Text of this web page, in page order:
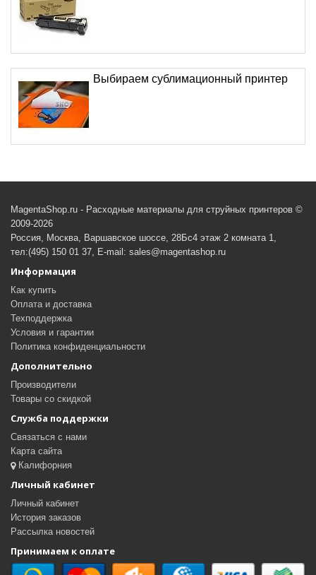
Выбираем сублимационный принтер
MagentaShop.ru - Расходные материалы для струйных принтеров ©
2009-2026
Россия, Москва, Варшавское шоссе, 28Бс4 этаж 2 комната 1,
тел:(495) 150 01 37, E-mail: sales@magentashop.ru
Информация
Как купить
Оплата и доставка
Техподдержка
Условия и гарантии
Политика конфиденциальности
Дополнительно
Производители
Товары со скидкой
Служба поддержки
Связаться с нами
Карта сайта
Калифорния
Личный кабинет
Личный кабинет
История заказов
Рассылка новостей
Принимаем к оплате